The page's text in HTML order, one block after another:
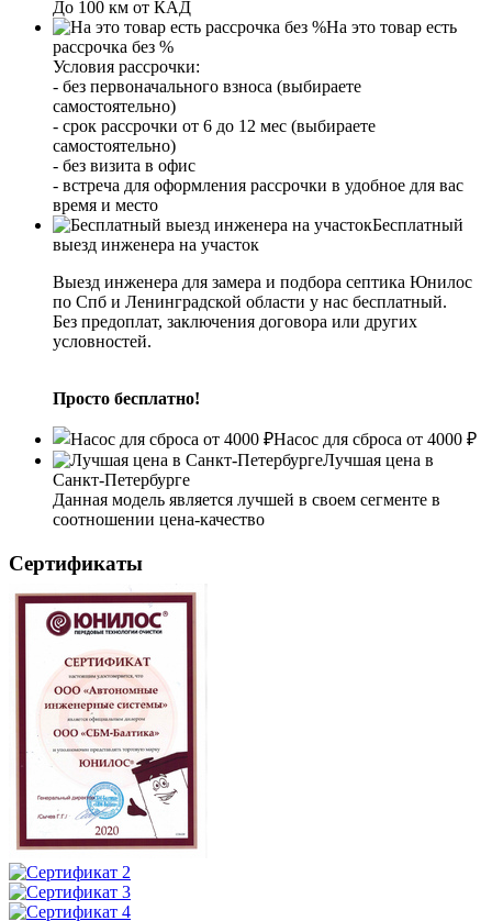
До 100 км от КАД
На это товар есть
рассрочка без %
Условия рассрочки:
- без первоначального взноса (выбираете
самостоятельно)
- срок рассрочки от 6 до 12 мес (выбираете
самостоятельно)
- без визита в офис
- встреча для оформления рассрочки в удобное для вас
время и место
Бесплатный
выезд инженера на участок
Выезд инженера для замера и подбора септика Юнилос
по Спб и Ленинградской области у нас бесплатный.
Без предоплат, заключения договора или других
условностей.
Просто бесплатно!
Насос для сброса от 4000 ₽
Лучшая цена в
Санкт-Петербурге
Данная модель является лучшей в своем сегменте в
соотношении цена-качество
Сертификаты